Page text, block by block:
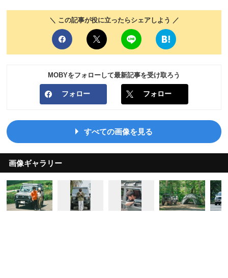
＼ この記事が役に立ったらシェアしよう ／
MOBYをフォローして最新記事を受け取ろう
フォロー フォロー
すべての画像を見る
画像ギャラリー